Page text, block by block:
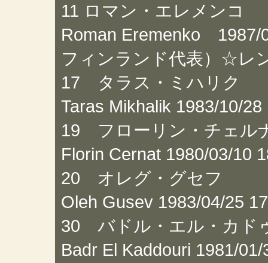
11 ロマン・エレメンコ
Roman Eremenko 1987/
フィンランド代表）☆レ
17 タラス・ミハリク
Taras Mikhalik 1983/10/
19 フローリン・チェル
Florin Cernat 1980/03/10
20 オレグ・グセフ
Oleh Gusev 1983/04/25
30 バドル・エル・カド
Badr El Kaddouri 1981/